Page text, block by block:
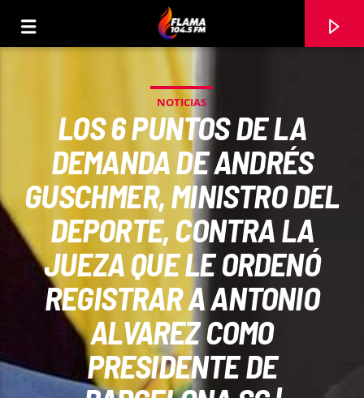
CANCIÓN ACTUAL
NOTICIAS
LOS 6 PUNTOS DE LA
DEMANDA DE ANDRÉS
GUSCHMER, MINISTRO DEL
DEPORTE, CONTRA LA
JUEZA QUE LE ORDENÓ
REGISTRAR A ANTONIO
ALVAREZ COMO
PRESIDENTE DE